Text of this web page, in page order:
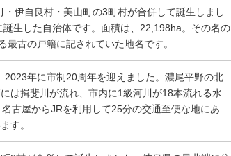
伊自良村・美山町の3町村が合併して誕生しまし
生した自治体です。面積は、22,198ha。その名の
古の戸籍に記されていた地名です。
年に市制20周年を迎えました。濃尾平野の北
は揖斐川が流れ、市内に1級河川が18本流れる水
古屋からJRを利用して25分の交通至便な地にあ
す。